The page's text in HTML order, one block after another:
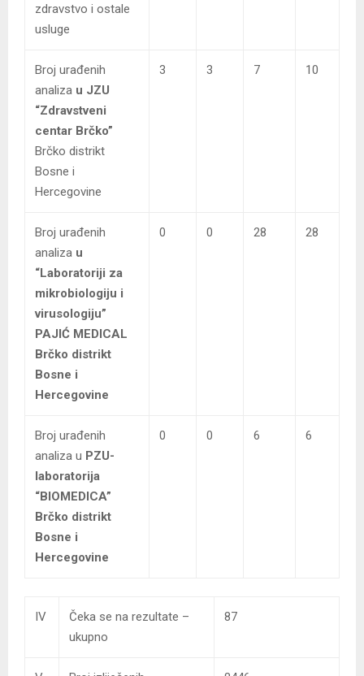
zdravstvo i ostale
usluge
Broj urađenih
analiza u JZU
“Zdravstveni
centar Brčko”
Brčko distrikt
Bosne i
Hercegovine
3 3 7 10
Broj urađenih
analiza u
“Laboratoriji za
mikrobiologiju i
virusologiju”
PAJIĆ MEDICAL
Brčko distrikt
Bosne i
Hercegovine
0 0 28 28
Broj urađenih
analiza u PZU-
laboratorija
“BIOMEDICA”
Brčko distrikt
Bosne i
Hercegovine
0 0 6 6
IV
Čeka se na rezultate –
ukupno
87